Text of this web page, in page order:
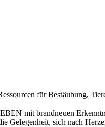
für Bestäubung,
mit brandneuen
Gelegenheit, sich nach